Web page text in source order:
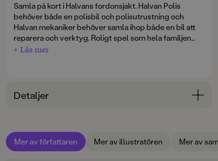
Samla på kort i Halvans fordonsjakt. Halvan Polis
behöver både en polisbil och polisutrustning och
Halvan mekaniker behöver samla ihop både en bil att
reparera och verktyg. Roligt spel som hela familjen
kan vara med på.
+ Läs mer
Detaljer
ÅLDERSGRUPP
3-6
Mer av författaren Mer av illustratören Mer av